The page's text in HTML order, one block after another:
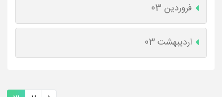
فروردین 03
اردیبهشت 03